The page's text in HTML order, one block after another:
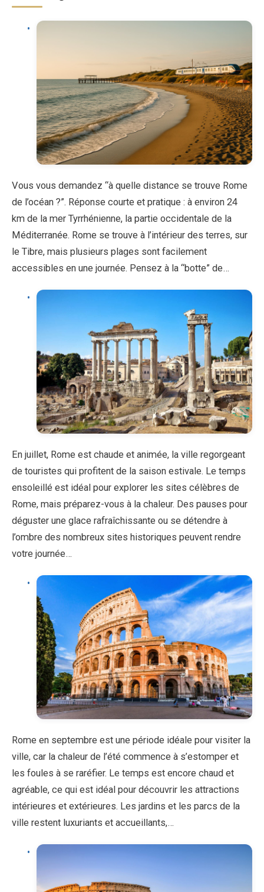
Vous vous demandez “à quelle distance se trouve Rome
de l’océan ?”. Réponse courte et pratique : à environ 24
km de la mer Tyrrhénienne, la partie occidentale de la
Méditerranée. Rome se trouve à l’intérieur des terres, sur
le Tibre, mais plusieurs plages sont facilement
accessibles en une journée. Pensez à la “botte” de…
En juillet, Rome est chaude et animée, la ville regorgeant
de touristes qui profitent de la saison estivale. Le temps
ensoleillé est idéal pour explorer les sites célèbres de
Rome, mais préparez-vous à la chaleur. Des pauses pour
déguster une glace rafraîchissante ou se détendre à
l’ombre des nombreux sites historiques peuvent rendre
votre journée…
Rome en septembre est une période idéale pour visiter la
ville, car la chaleur de l’été commence à s’estomper et
les foules à se raréfier. Le temps est encore chaud et
agréable, ce qui est idéal pour découvrir les attractions
intérieures et extérieures. Les jardins et les parcs de la
ville restent luxuriants et accueillants,…